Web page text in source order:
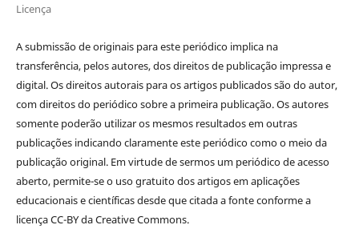
Licença
A submissão de originais para este periódico implica na
transferência, pelos autores, dos direitos de publicação impressa e
digital. Os direitos autorais para os artigos publicados são do autor,
com direitos do periódico sobre a primeira publicação. Os autores
somente poderão utilizar os mesmos resultados em outras
publicações indicando claramente este periódico como o meio da
publicação original. Em virtude de sermos um periódico de acesso
aberto, permite-se o uso gratuito dos artigos em aplicações
educacionais e científicas desde que citada a fonte conforme a
licença CC-BY da Creative Commons.